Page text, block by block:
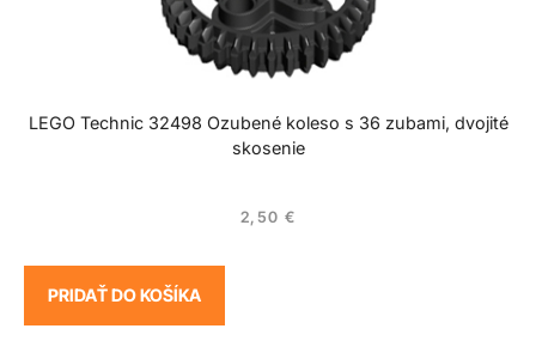
LEGO Technic 32498 Ozubené koleso s 36 zubami, dvojité
skosenie
2,50 €
PRIDAŤ DO KOŠÍKA